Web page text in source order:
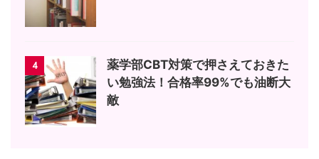
4
薬学部CBT対策で押さえておきた
い勉強法！合格率99%でも油断大
敵